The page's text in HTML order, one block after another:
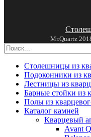
Mr.Quartz
Столешницы из
Подоконники из
Лестницы из
Барные стойки из
Полы из
Каталог камней
Кварцевый
Avant